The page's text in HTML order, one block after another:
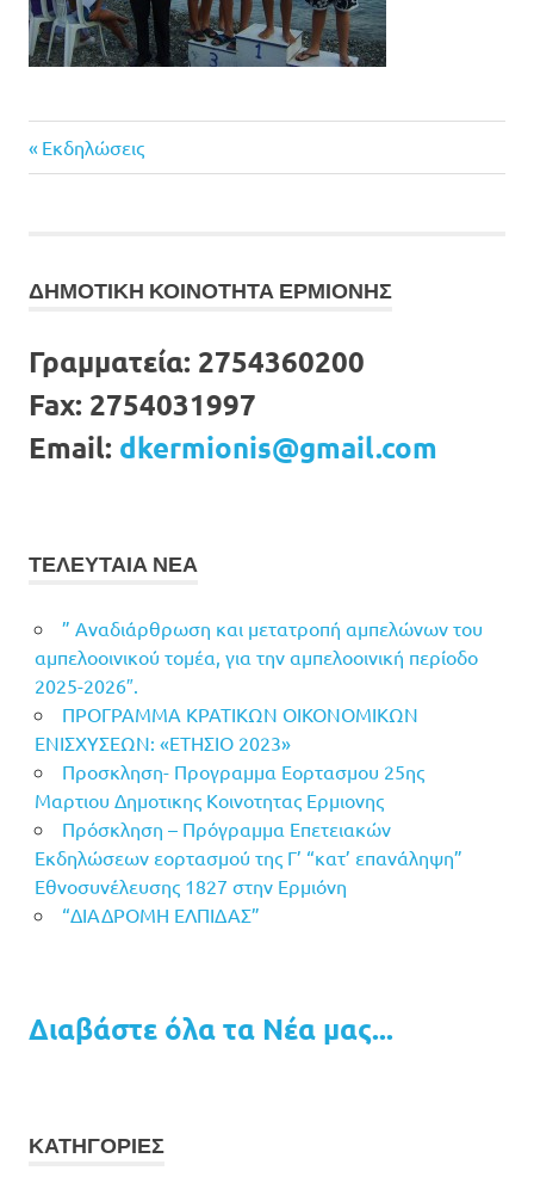
Πλοήγηση
Previous
Post:
Εκδηλώσεις
ΔΗΜΟΤΙΚΗ ΚΟΙΝΟΤΗΤΑ ΕΡΜΙΟΝΗΣ
Γραμματεία: 2754360200
Fax: 2754031997
Email: dkermionis@gmail.com
ΤΕΛΕΥΤΑΙΑ ΝΕΑ
” Αναδιάρθρωση και μετατροπή αμπελώνων του
αμπελοοινικού τομέα, για την αμπελοοινική περίοδο
2025-2026″.
ΠΡΟΓΡΑΜΜΑ ΚΡΑΤΙΚΩΝ ΟΙΚΟΝΟΜΙΚΩΝ
ΕΝΙΣΧΥΣΕΩΝ: «ΕΤΗΣΙΟ 2023»
Προσκληση- Προγραμμα Εορτασμου 25ης
Μαρτιου Δημοτικης Κοινοτητας Ερμιονης
Πρόσκληση – Πρόγραμμα Επετειακών
Εκδηλώσεων εορτασμού της Γ’ “κατ’ επανάληψη”
Εθνοσυνέλευσης 1827 στην Ερμιόνη
“ΔΙΑΔΡΟΜΗ ΕΛΠΙΔΑΣ”
Διαβάστε όλα τα Νέα μας...
ΚΑΤΗΓΟΡΙΕΣ